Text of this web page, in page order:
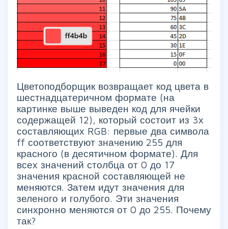
Цветоподборщик возвращает код цвета в
шестнадцатеричном формате (на
картинке выше выведен код для ячейки
содержащей 12), который состоит из 3х
составляющих RGB: первые два символа
ff соответствуют значению 255 для
красного (в десятичном формате). Для
всех значений столбца от 0 до 17
значения красной составляющей не
меняются. Затем идут значения для
зеленого и голубого. Эти значения
синхронно меняются от 0 до 255. Почему
так?